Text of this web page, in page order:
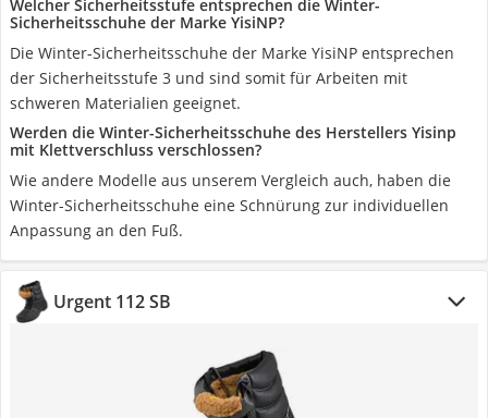
Welcher Sicherheitsstufe entsprechen die Winter-
Sicherheitsschuhe der Marke YisiNP?
Die Winter-Sicherheitsschuhe der Marke YisiNP entsprechen
der Sicherheitsstufe 3 und sind somit für Arbeiten mit
schweren Materialien geeignet.
Werden die Winter-Sicherheitsschuhe des Herstellers Yisinp
mit Klettverschluss verschlossen?
Wie andere Modelle aus unserem Vergleich auch, haben die
Winter-Sicherheitsschuhe eine Schnürung zur individuellen
Anpassung an den Fuß.
Urgent 112 SB